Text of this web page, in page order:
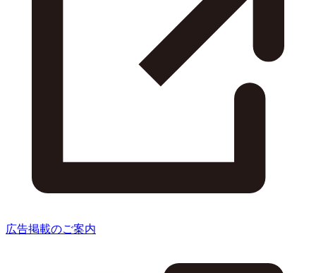
広告掲載のご案内